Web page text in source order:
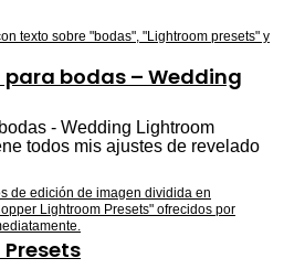
bodas – Wedding
- Wedding Lightroom
todos mis ajustes de revelado